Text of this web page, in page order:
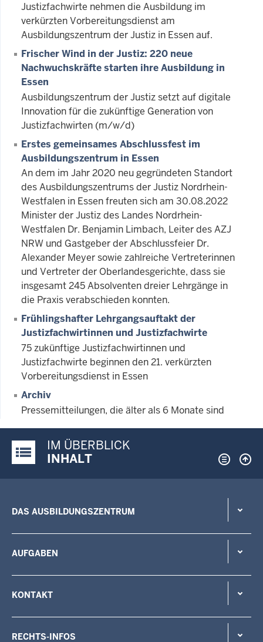
Justizfachwirte nehmen die Ausbildung im
verkürzten Vorbereitungsdienst am
Ausbildungszentrum der Justiz in Essen auf.
Frischer Wind in der Justiz: 220 neue
Nachwuchskräfte starten ihre Ausbildung in
Essen
Ausbildungszentrum der Justiz setzt auf digitale
Innovation für die zukünftige Generation von
Justizfachwirten (m/w/d)
Erstes gemeinsames Abschlussfest im
Ausbildungszentrum in Essen
An dem im Jahr 2020 neu gegründeten Standort
des Ausbildungszentrums der Justiz Nordrhein-
Westfalen in Essen freuten sich am 30.08.2022
Minister der Justiz des Landes Nordrhein-
Westfalen Dr. Benjamin Limbach, Leiter des AZJ
NRW und Gastgeber der Abschlussfeier Dr.
Alexander Meyer sowie zahlreiche Vertreterinnen
und Vertreter der Oberlandesgerichte, dass sie
insgesamt 245 Absolventen dreier Lehrgänge in
die Praxis verabschieden konnten.
Frühlingshafter Lehrgangsauftakt der
Justizfachwirtinnen und Justizfachwirte
75 zukünftige Justizfachwirtinnen und
Justizfachwirte beginnen den 21. verkürzten
Vorbereitungsdienst in Essen
Archiv
Pressemitteilungen, die älter als 6 Monate sind
Justiz-Portal im Überblick:
IM ÜBERBLICK
INHALT
DAS AUSBILDUNGSZENTRUM
AUFGABEN
KONTAKT
RECHTS-INFOS